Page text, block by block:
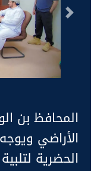
السابق
المحافظ بن
الأراضي
الحضرية